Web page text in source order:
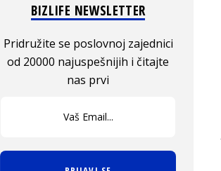
BIZLIFE NEWSLETTER
Pridružite se poslovnoj zajednici
od 20000 najuspešnijih i čitajte
nas prvi